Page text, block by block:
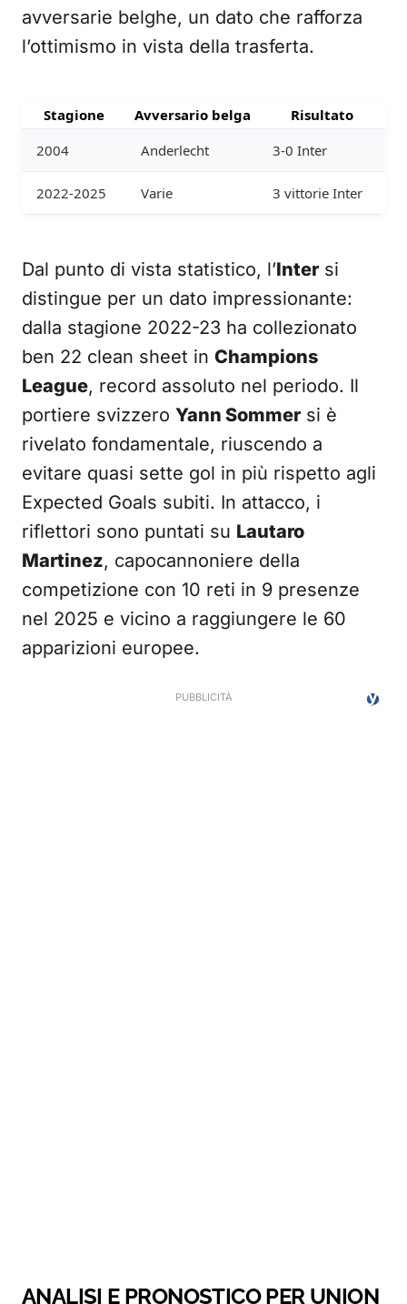
avversarie belghe, un dato che rafforza
l’ottimismo in vista della trasferta.
Stagione Avversario belga
Risultato
2004
Anderlecht 3-0 Inter
2022-2025 Varie 3 vittorie Inter
Dal punto di vista statistico, l’Inter si
distingue per un dato impressionante:
dalla stagione 2022-23 ha collezionato
ben 22 clean sheet in Champions
League, record assoluto nel periodo. Il
portiere svizzero Yann Sommer si è
rivelato fondamentale, riuscendo a
evitare quasi sette gol in più rispetto agli
Expected Goals subiti. In attacco, i
riflettori sono puntati su Lautaro
Martinez, capocannoniere della
competizione con 10 reti in 9 presenze
nel 2025 e vicino a raggiungere le 60
apparizioni europee.
ANALISI E PRONOSTICO PER UNION